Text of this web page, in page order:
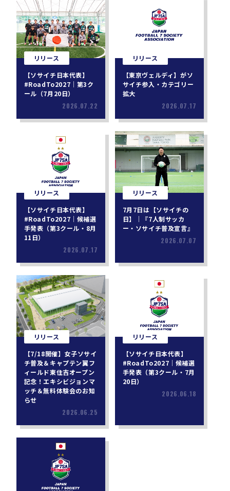
リリース
【ソサイチ日本代表】
#RoadTo2027｜第3ク
ール（7月20日）
2026.07.22
リリース
【東京ヴェルディ】がソ
サイチ参入・カテゴリー
拡大
2026.07.17
リリース
【ソサイチ日本代表】
#RoadTo2027｜候補選
手発表（第3クール・8月
11日）
2026.07.17
リリース
7月7日は【ソサイチの
日】｜『7人制サッカ
ー・ソサイチ普及宣言』
2026.07.07
リリース
【7/18開催】女子ソサイ
チ普及＆キャプテン翼フ
ィールド東住吉オープン
記念！エキシビジョンマ
ッチ＆無料体験会のお知
らせ
2026.06.25
リリース
【ソサイチ日本代表】
#RoadTo2027｜候補選
手発表（第3クール・7月
20日）
2026.06.18